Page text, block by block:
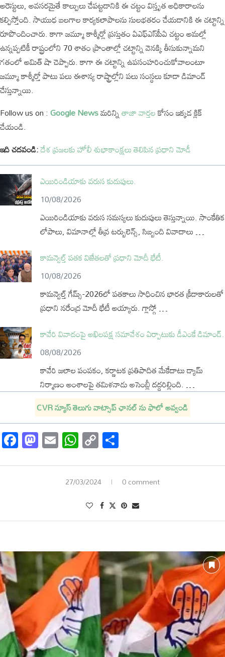
అరెస్టులు, అవసరమైతే కాల్పులు చేపట్టడానికి ఈ చట్టం విస్తృత అధికారాలను
కల్పిస్తోంది. సాయుధ బలగాల కార్యకలాపాలను సులభతరం చేయడానికి ఈ చట్టాన్ని
రూపొందించారు. కాగా జమ్మూ కాశ్మీర్లో ప్రస్తుతం ఏఎఫ్‌ఎస్‌పీఏ చట్టం అమల్లో
ఉన్నప్పటికీ రాష్ట్రంలోని 70 శాతం ప్రాంతాల్లో చట్టాన్ని వెనక్కి తీసుకున్నామని
గతంలో అమిత్ షా చెప్పారు. కాగా ఈ చట్టాన్ని ఉపసంహరించుకోవాలంటూ
జమ్మూ కాశ్మీర్తో పాటు పలు ఈశాన్య రాష్ట్రాల్లోని పలు సంస్థలు కూడా డిమాండ్
చేస్తున్నాయి.
Follow us on :Google Newsమరిన్నితాజా వార్తలకోసం ఇక్కడ క్లిక్
చేయండి.
ఇది చదవండి:దేశ ప్రజలకు హోలీ శుభాకాంక్షలు తెలిపిన ప్రధాని మోడీ
ఎయిరిండియాకు వరుస కుదుపులు.
10/08/2026
ఎయిరిండియాకు వరుస సమస్యలు కుదుపులు తెస్తున్నాయి. సాంకేతిక
లోపాలు, విమానాల్లో తీవ్ర టర్బులెన్స్‌, సిబ్బంది వివాదాలు …
కామన్వెల్త్‌ పతక విజేతలతో ప్రధాని మోదీ భేటీ.
10/08/2026
కామన్వెల్త్‌ గేమ్స్‌-2026లో పతకాలు సాధించిన భారత క్రీడాకారులతో
ప్రధాని నరేంద్ర మోదీ భేటీ అయ్యారు. గ్లాస్గో …
కావేరి వివాదంపై అఖిలపక్ష సమావేశం ఏర్పాటుకు డీఎంకే డిమాండ్.
08/08/2026
కావేరి జలాల పంపకం, కర్ణాటక ప్రతిపాదిత మేకేదాటు డ్యామ్
నిర్మాణం అంశాలపై తమిళనాడు అసెంబ్లీ దద్దరిల్లింది. …
CVRన్యూస్తెలుగువాట్సాప్ఛానల్నుఫాలోఅవ్వండి
Facebook
Mastodon
EmailWhatsApp
Copy
Link
27/03/2024 0 comment